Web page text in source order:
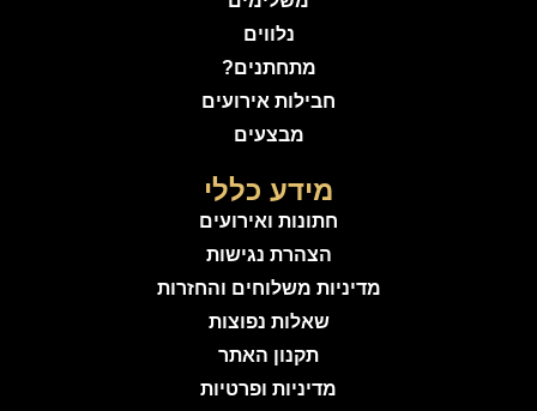
נלווים
מתחתנים?
חבילות אירועים
מבצעים
מידע כללי
חתונות ואירועים
הצהרת נגישות
מדיניות משלוחים והחזרות
שאלות נפוצות
תקנון האתר
מדיניות ופרטיות